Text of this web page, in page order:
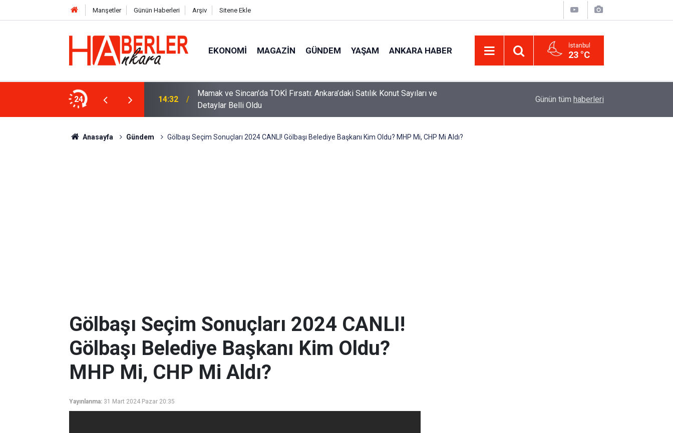
Manşetler Günün Haberleri Arşiv Sitene Ekle
EKONOMI MAGAZIN GÜNDEM YAŞAM ANKARA HABER İstanbul
23 °C
24
Satılık Konut Sayıları ve
14:26
Ameliyat İzini Dövme Yaptıran Babanın Hüzünlü Vedası! Marshall Yasta...
Hikayesi!
Maliyet Tutarı!
Günün tüm haberleri
Anasayfa Gündem Gölbaşı Seçim Sonuçları 2024 CANLI! Gölbaşı Belediye Başkanı Kim Oldu? MHP Mi, CHP Mi Aldı?
Gölbaşı Seçim Sonuçları 2024 CANLI!
Gölbaşı Belediye Başkanı Kim Oldu?
MHP Mi, CHP Mi Aldı?
Yayınlanma: 31 Mart 2024 Pazar 20:35